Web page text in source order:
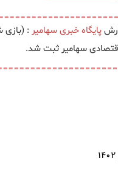
پایگاه خبریسهامیر : (بازی
سهامیر ثبت شد.